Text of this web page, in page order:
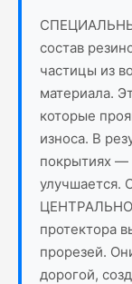
состав
частицы из
материала.
которые
износа. В
покрытиях —
протектора
прорезей.
дорогой,